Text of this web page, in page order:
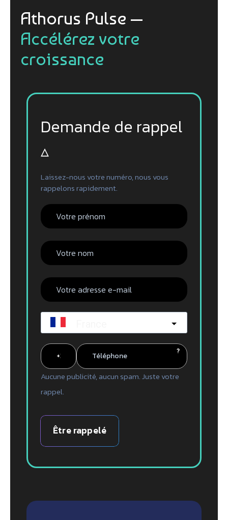
Athorus Pulse —
Accélérez votre
croissance
Demande de rappel
▵
Laissez-nous votre numéro, nous vous
rappelons rapidement.
?
Aucune publicité, aucun spam. Juste votre
rappel.
Être rappelé